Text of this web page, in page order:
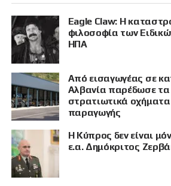
Eagle Claw: Η
φιλοσοφία των
ΗΠΑ
Από εισαγωγέας σε
Αλβανία παρέδωσε
στρατιωτικά
παραγωγής
Η Κύπρος δεν είναι
ε.α. Δημόκριτος